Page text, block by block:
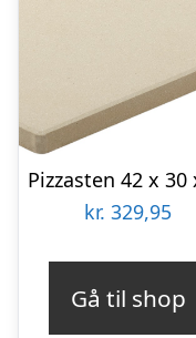
kr. 329,95
Gå til shop